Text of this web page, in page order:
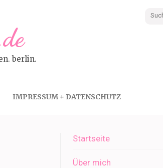
berlin.
IMPRESSUM + DATENSCHUTZ
Startseite
Über mich